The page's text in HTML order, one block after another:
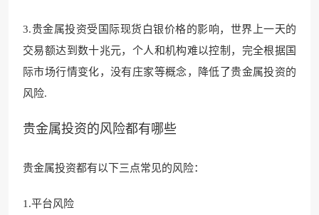
3.贵金属投资受国际现货白银价格的影响，世界上一天的
交易额达到数十兆元，个人和机构难以控制，完全根据国
际市场行情变化，没有庄家等概念，降低了贵金属投资的
风险.
贵金属投资的风险都有哪些
贵金属投资都有以下三点常见的风险：
1.平台风险